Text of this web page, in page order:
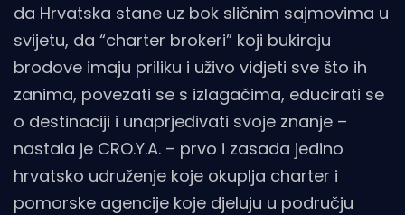
da Hrvatska stane uz bok sličnim sajmovima u
svijetu, da “charter brokeri” koji bukiraju
brodove imaju priliku i uživo vidjeti sve što ih
zanima, povezati se s izlagačima, educirati se
o destinaciji i unaprjeđivati svoje znanje –
nastala je CRO.Y.A. – prvo i zasada jedino
hrvatsko udruženje koje okuplja charter i
pomorske agencije koje djeluju u području